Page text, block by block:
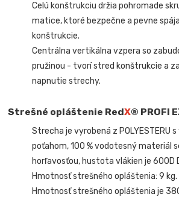
Celú konštrukciu držia pohromade
matice, ktoré bezpečne a pevne
konštrukcie.
Centrálna vertikálna vzpera so
pružinou - tvorí stred konštrukcie a
napnutie strechy.
Strešné opláštenie RedX® PROFI
Strecha je vyrobená z POLYESTERU
poťahom, 100 % vodotesný materiál
horľavosťou, hustota vlákien je 600D
Hmotnosť strešného opláštenia: 9 kg.
Hmotnosť strešného opláštenia je